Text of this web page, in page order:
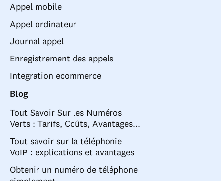
Appel mobile
Appel ordinateur
Journal appel
Enregistrement des appels
Integration ecommerce
Blog
Tout Savoir Sur les Numéros
Verts : Tarifs, Coûts, Avantages...
Tout savoir sur la téléphonie
VoIP : explications et avantages
Obtenir un numéro de téléphone